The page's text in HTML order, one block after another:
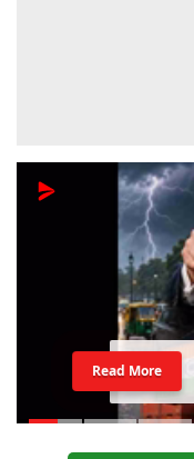
Read More